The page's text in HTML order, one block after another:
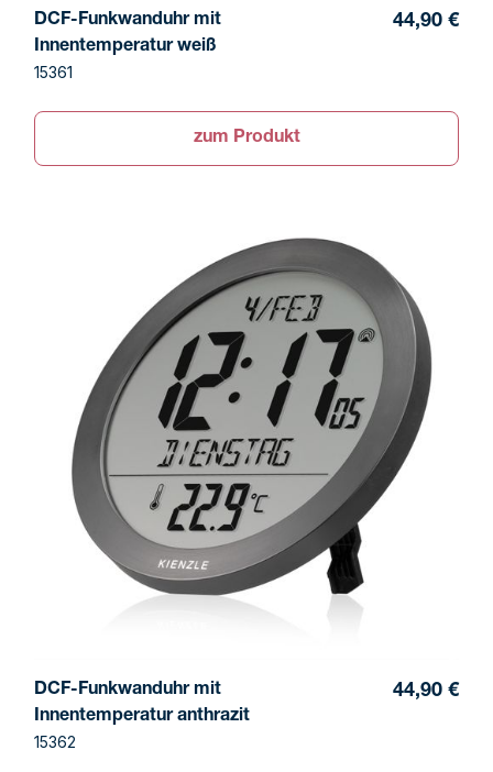
DCF-Funkwanduhr mit
Innentemperatur weiß
15361
44,90 €
zum Produkt
DCF-Funkwanduhr mit
Innentemperatur anthrazit
15362
44,90 €